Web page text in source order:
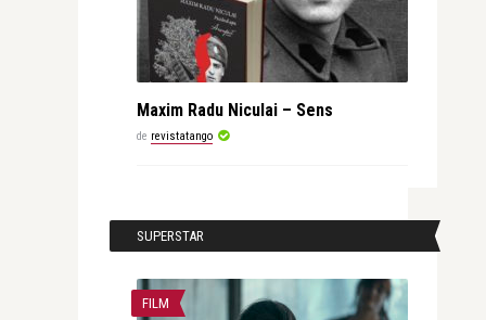
Maxim Radu Niculai – Sens
de revistatango
SUPERSTAR
FILM